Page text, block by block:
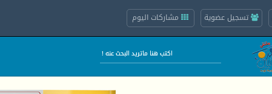
تسجيل عضوية مشاركات اليوم